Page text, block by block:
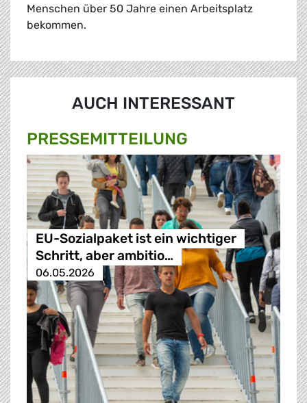
Menschen über 50 Jahre einen Arbeitsplatz
bekommen.
AUCH INTERESSANT
PRESSE­MITTEILUNG
EU-Sozialpaket ist ein wichtiger
Schritt, aber ambitio…
06.05.2026